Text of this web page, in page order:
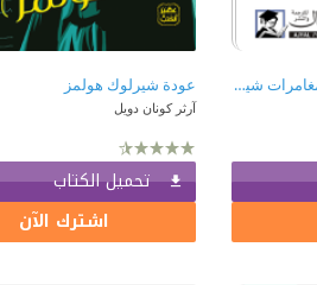
دراسة في اللون القرمزي : مغامرات شيرلوك هولمز 1 عودة شيرلوك هولمز
آرثر كونان دويل
تحميل الكتاب
اشترك الآن